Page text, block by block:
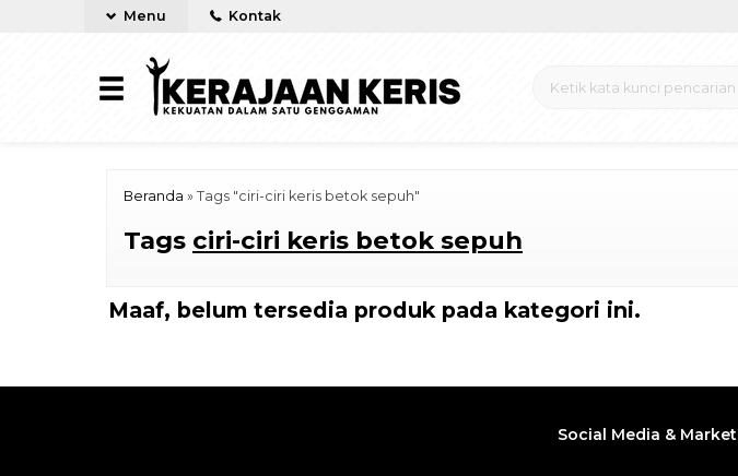
Menu Kontak
Beranda » Tags "ciri-ciri keris betok sepuh"
Tags ciri-ciri keris betok sepuh
Maaf, belum tersedia produk pada kategori ini.
Social Media &